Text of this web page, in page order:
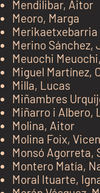
Mendilibar, Aitor
Meoro, Marga
Merino Sánchez,
Meuochi
Miguel Martínez,
Milla, Lucas
Miñambres
Miñarro i Albero,
Molina, Aitor
Molina Foix,
Monsó Agorreta,
Montero Matía,
Moral Ituarte,